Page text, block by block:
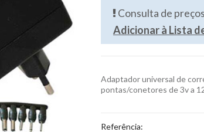
Consulta de
Adicionar à Lista
Adaptador universal de
pontas/conetores de 3v a
Referência: